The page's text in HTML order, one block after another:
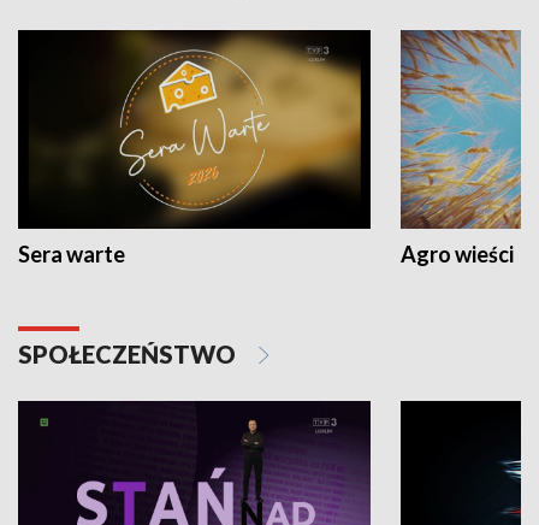
Sera warte Agro wieści
SPOŁECZEŃSTWO